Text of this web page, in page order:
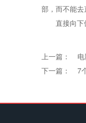
部，而不能去
直接向下俯
上一篇：
下一篇：
7